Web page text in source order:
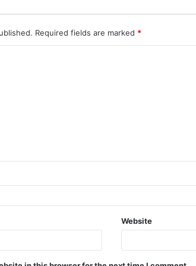
Required fields are marked *
Website